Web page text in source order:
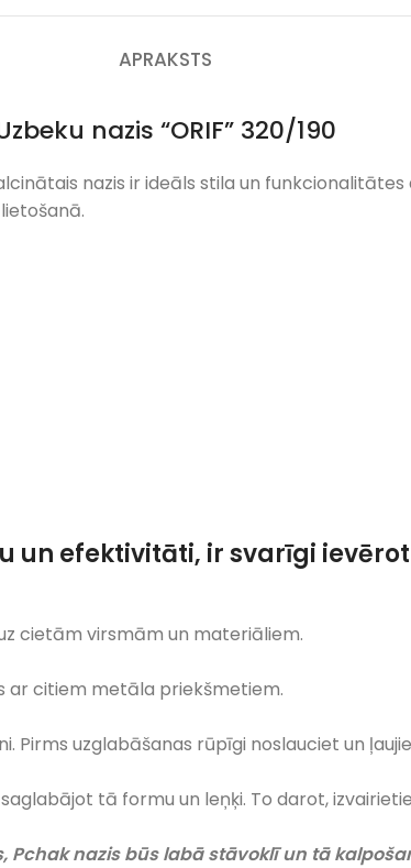
APRAKSTS
nazis “ORIF” 320/190
nazis ir ideāls stila un
un efektivitāti, ir svarīgi
cietām virsmām un materiāliem.
ar citiem metāla priekšmetiem.
Pirms uzglabāšanas rūpīgi noslauciet un
tā formu un leņķi. To darot,
Pchak nazis būs labā stāvoklī un tā